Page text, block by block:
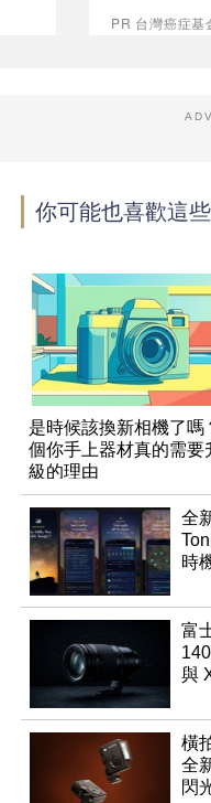
PR 台灣癌症基
你可能也喜歡這
是時候該換新相機了嗎
個你手上器材真的需要
級的理由
全
時
富
與
橫
全
閃